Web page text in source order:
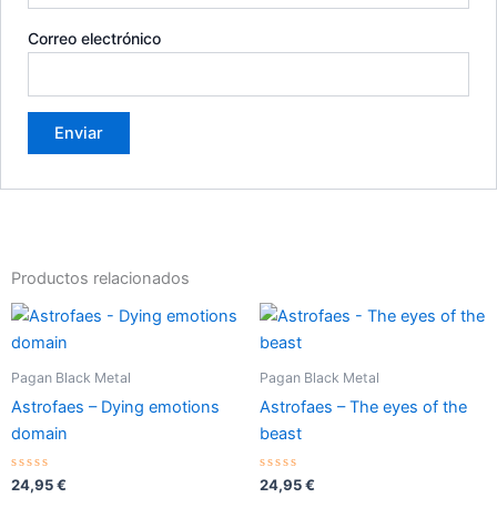
Correo electrónico
Productos relacionados
Pagan Black Metal
Astrofaes – Dying emotions
domain
Valorado
con
24,95€
Pagan Black Metal
Astrofaes – The eyes of the
beast
Valorado
con
24,95€